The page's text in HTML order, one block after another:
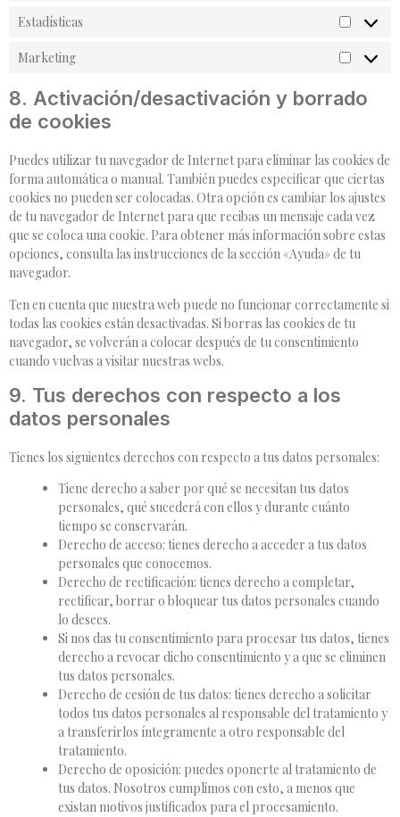
Estadísticas
Marketing
8. Activación/desactivación y borrado
de cookies
Puedes utilizar tu navegador de Internet para eliminar las cookies de
forma automática o manual. También puedes especificar que ciertas
cookies no pueden ser colocadas. Otra opción es cambiar los ajustes
de tu navegador de Internet para que recibas un mensaje cada vez
que se coloca una cookie. Para obtener más información sobre estas
opciones, consulta las instrucciones de la sección «Ayuda» de tu
navegador.
Ten en cuenta que nuestra web puede no funcionar correctamente si
todas las cookies están desactivadas. Si borras las cookies de tu
navegador, se volverán a colocar después de tu consentimiento
cuando vuelvas a visitar nuestras webs.
9. Tus derechos con respecto a los
datos personales
Tienes los siguientes derechos con respecto a tus datos personales:
Tiene derecho a saber por qué se necesitan tus datos
personales, qué sucederá con ellos y durante cuánto
tiempo se conservarán.
Derecho de acceso: tienes derecho a acceder a tus datos
personales que conocemos.
Derecho de rectificación: tienes derecho a completar,
rectificar, borrar o bloquear tus datos personales cuando
lo desees.
Si nos das tu consentimiento para procesar tus datos, tienes
derecho a revocar dicho consentimiento y a que se eliminen
tus datos personales.
Derecho de cesión de tus datos: tienes derecho a solicitar
todos tus datos personales al responsable del tratamiento y
a transferirlos íntegramente a otro responsable del
tratamiento.
Derecho de oposición: puedes oponerte al tratamiento de
tus datos. Nosotros cumplimos con esto, a menos que
existan motivos justificados para el procesamiento.